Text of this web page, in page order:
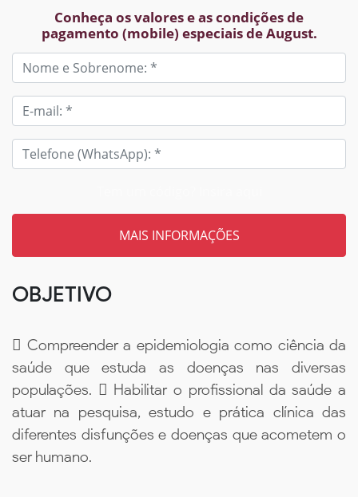
Conheça os valores e as condições de
pagamento (mobile) especiais de August.
OBJETIVO
 Compreender a epidemiologia como ciência da
saúde que estuda as doenças nas diversas
populações.  Habilitar o profissional da saúde a
atuar na pesquisa, estudo e prática clínica das
diferentes disfunções e doenças que acometem o
ser humano.